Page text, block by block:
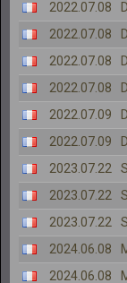
2022.07.08
2022.07.08
2022.07.08
2022.07.08
2022.07.09
2022.07.09
2023.07.22
2023.07.22
2023.07.22
2024.06.08
2024.06.08